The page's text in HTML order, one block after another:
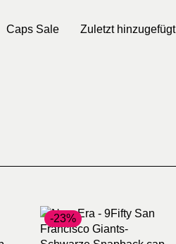
Caps Sale Zuletzt hinzugefügt
-23%